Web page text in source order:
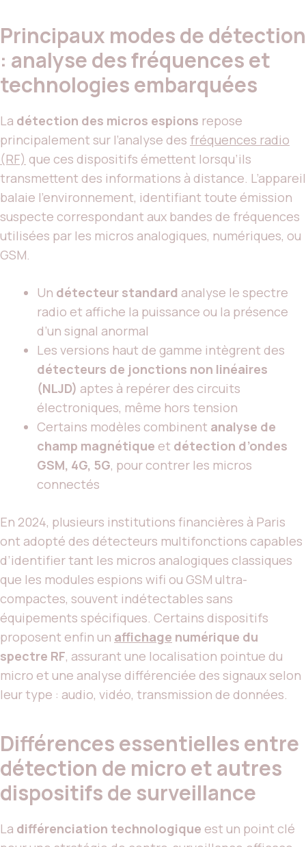
Principaux modes de détection
: analyse des fréquences et
technologies embarquées
La détection des micros espions repose
principalement sur l’analyse des fréquences radio
(RF) que ces dispositifs émettent lorsqu’ils
transmettent des informations à distance. L’appareil
balaie l’environnement, identifiant toute émission
suspecte correspondant aux bandes de fréquences
utilisées par les micros analogiques, numériques, ou
GSM.
Un détecteur standard analyse le spectre
radio et affiche la puissance ou la présence
d’un signal anormal
Les versions haut de gamme intègrent des
détecteurs de jonctions non linéaires
(NLJD) aptes à repérer des circuits
électroniques, même hors tension
Certains modèles combinent analyse de
champ magnétique et détection d’ondes
GSM, 4G, 5G, pour contrer les micros
connectés
En 2024, plusieurs institutions financières à Paris
ont adopté des détecteurs multifonctions capables
d’identifier tant les micros analogiques classiques
que les modules espions wifi ou GSM ultra-
compactes, souvent indétectables sans
équipements spécifiques. Certains dispositifs
proposent enfin un affichage numérique du
spectre RF, assurant une localisation pointue du
micro et une analyse différenciée des signaux selon
leur type : audio, vidéo, transmission de données.
Différences essentielles entre
détection de micro et autres
dispositifs de surveillance
La différenciation technologique est un point clé